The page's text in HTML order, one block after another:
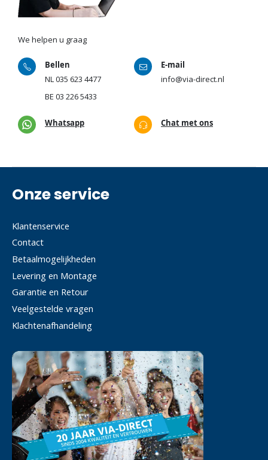
We helpen u graag
Bellen
NL035 623 4477
BE 03 226 5433
E-mail
info@via-direct.nl
Whatsapp Chat met ons
Onze service
Klantenservice
Contact
Betaalmogelijkheden
Levering en Montage
Garantie en Retour
Veelgestelde vragen
Klachtenafhandeling